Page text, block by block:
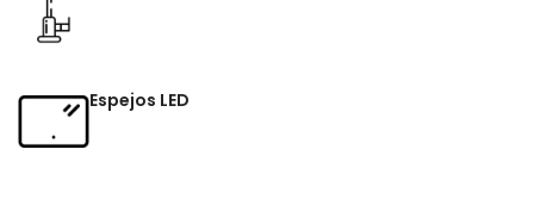
Espejos LED